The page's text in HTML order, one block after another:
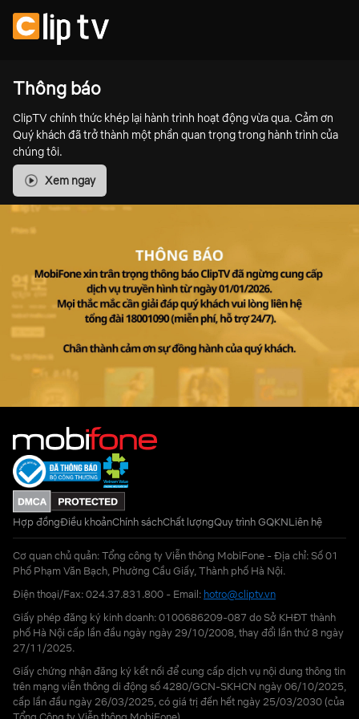
Thông báo
ClipTV chính thức khép lại hành trình hoạt động vừa qua. Cảm ơn
Quý khách đã trở thành một phần quan trọng trong hành trình của
chúng tôi.
Xem ngay
Hợp đồngĐiều khoảnChính sáchChất lượngQuy trình GQKNLiên hệ
Cơ quan chủ quản: Tổng công ty Viễn thông MobiFone - Địa chỉ: Số 01
Phố Phạm Văn Bạch, Phường Cầu Giấy, Thành phố Hà Nội.
Điện thoại/Fax: 024.37.831.800 - Email: hotro@cliptv.vn
Giấy phép đăng ký kinh doanh: 0100686209-087 do Sở KHĐT thành
phố Hà Nội cấp lần đầu ngày ngày 29/10/2008, thay đổi lần thứ 8 ngày
27/11/2025.
Giấy chứng nhận đăng ký kết nối để cung cấp dịch vụ nội dung thông tin
trên mạng viễn thông di động số 4280/GCN-SKHCN ngày 06/10/2025,
cấp lần đầu ngày 26/03/2025, có giá trị đến hết ngày 25/03/2030 (của